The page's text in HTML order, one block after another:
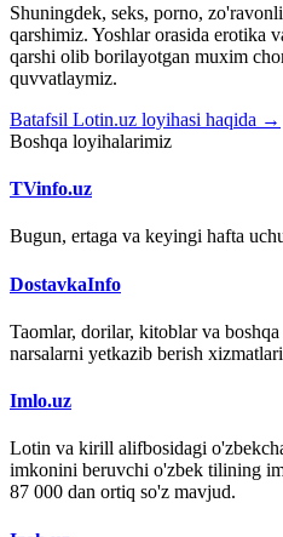
Shuningdek, seks, porno,
qarshimiz. Yoshlar orasida erotika
qarshi olib borilayotgan muxim
quvvatlaymiz.
Batafsil Lotin.uz loyihasi haqida →
Boshqa loyihalarimiz
TVinfo.uz
Bugun, ertaga va keyingi hafta
DostavkaInfo
Taomlar, dorilar, kitoblar va
narsalarni yetkazib berish
Imlo.uz
Lotin va kirill alifbosidagi
imkonini beruvchi o'zbek tilining
87 000 dan ortiq so'z mavjud.